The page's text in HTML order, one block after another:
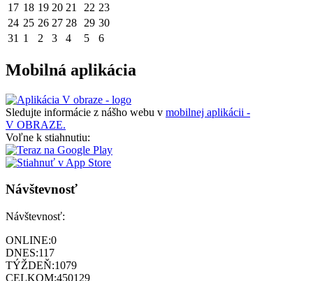
17 18 19 20 21 22 23
24 25 26 27 28 29 30
31 1 2 3 4 5 6
Mobilná aplikácia
Sledujte informácie z nášho webu v mobilnej aplikácii -
V OBRAZE.
Voľne k stiahnutiu:
Návštevnosť
Návštevnosť:
ONLINE:0
DNES:117
TÝŽDEŇ:1079
CELKOM:450129